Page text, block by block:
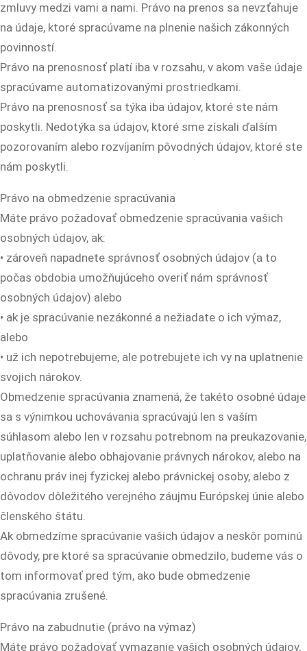
zmluvy medzi vami a nami. Právo na prenos sa nevzťahuje
na údaje, ktoré spracúvame na plnenie našich zákonných
povinností.
Právo na prenosnosť platí iba v rozsahu, v akom vaše údaje
spracúvame automatizovanými prostriedkami.
Právo na prenosnosť sa týka iba údajov, ktoré ste nám
poskytli. Nedotýka sa údajov, ktoré sme získali ďalším
pozorovaním alebo rozvíjaním pôvodných údajov, ktoré ste
nám poskytli.
Právo na obmedzenie spracúvania
Máte právo požadovať obmedzenie spracúvania vašich
osobných údajov, ak:
• zároveň napadnete správnosť osobných údajov (a to
počas obdobia umožňujúceho overiť nám správnosť
osobných údajov) alebo
• ak je spracúvanie nezákonné a nežiadate o ich výmaz,
alebo
• už ich nepotrebujeme, ale potrebujete ich vy na uplatnenie
svojich nárokov.
Obmedzenie spracúvania znamená, že takéto osobné údaje
sa s výnimkou uchovávania spracúvajú len s vaším
súhlasom alebo len v rozsahu potrebnom na preukazovanie,
uplatňovanie alebo obhajovanie právnych nárokov, alebo na
ochranu práv inej fyzickej alebo právnickej osoby, alebo z
dôvodov dôležitého verejného záujmu Európskej únie alebo
členského štátu.
Ak obmedzíme spracúvanie vašich údajov a neskôr pominú
dôvody, pre ktoré sa spracúvanie obmedzilo, budeme vás o
tom informovať pred tým, ako bude obmedzenie
spracúvania zrušené.
Právo na zabudnutie (právo na výmaz)
Máte právo požadovať vymazanie vašich osobných údajov,